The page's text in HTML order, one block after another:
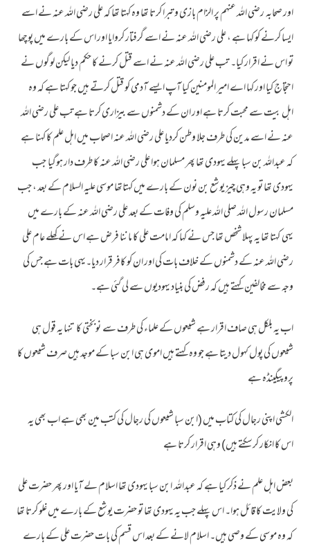
اور صحابہ رضی اللہ عنہم پر الزام بازی و تبرا کرتا تھا وہ کہتا تھا کہ علی رضی اللہ عنہ نے اسے
ایسا کرنے کو کہا ہے ، علی رضی اللہ عنہ نے اسے گرفتار کروایا اور اس کے بارے میں پوچھا
تو اس نے اقرار کیا۔ تب علی رضی اللہ عنہ نے اسے قتل کرنے کا حکم دیا لیکن لوگوں نے
احتجاج کیا اور کہا اے امیر المومنین کیا آپ ایسے آدمی کو قتل کرتے ہیں جو کہتا ہے کہ وہ
اہل بیت سے محبت کرتا ہے اور ان کے دشمنوں سے بیزاری کرتا ہے تب علی رضی اللہ
عنہ نے اسے مدین کی طرف جلا وطن کردیا علی رضی اللہ عنہ اصحاب میں اہل علم کا کہنا ہے
کہ عبداللہ بن سبا پہلے یہودی تھا پھر مسلمان ہوا علی رضی اللہ عنہ کا طرف دار ہوگیا جب
یہودی تھا تو یہ وہی چیز یوشع بن نون کے بارے میں کہتاتھا موسی علیہ السلام کے بعد ، جب
مسلمان رسول اللہ صلی اللہ علیہ وسلم کی وفات کے بعد علی رضی اللہ عنہ کے بارے میں
یہی کہتا تھا یہ پہلا شخص تھا جس نے کہا کہ امامت علی کا ماننا فرض ہے اس نے کھلے عام علی
رضی اللہ عنہ کے دشمنوں کے خلاف بات کی اور ان کو کافر قرار دیا۔یہی بات ہے جس کی
وجہ سے مخالفین کہتے ہیں کہ رفض کی بنیاد یہودیوں سے لی گئی ہے۔
اب یہ بلکل ہی صاف اقرار ہے شیعوں کے علماء کی طرف سے نوبختی کا تنہا یہ قول ہی
شیعوں کی پول کہول دیتا ہے جو وہ کہتے ہیں اموی ہی ابن سبا کے موجد ہیں صرف شیعوں کا
پروپیگینڈہ ہے
الکشی اپنی رجال کی کتاب میں (ابن سبا شیعوں کی رجال کی کتب مین بھی ہے اب بھی یہ
اس کا انکار کرسکتے ہیں) وہی اقرار کرتا ہے
بعض اہل علم نے ذکر کیا ہے کہ عبداللہ ابن سبا یہودی تھا اسلام لے آیا اور پھر حضرت علی
کی ولایت کا قائل ہوا۔ اس پہلے جب یہ یہودی تھا تو حضرت یوشع کے بارے میں غلو کرتا تھا
کہ وہ موسی کے وصی ہیں۔ اسلام لانے کے بعد اس قسم کی بات حضرت علی کے بارے